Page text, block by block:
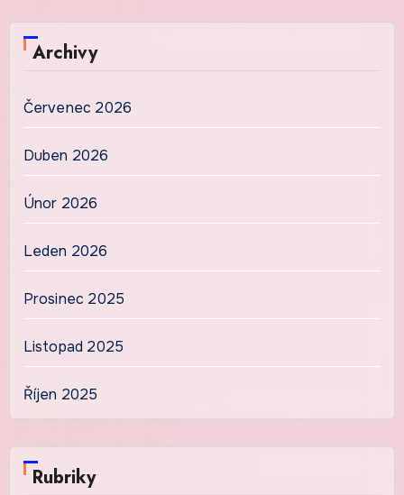
Archivy
Červenec 2026
Duben 2026
Únor 2026
Leden 2026
Prosinec 2025
Listopad 2025
Říjen 2025
Rubriky